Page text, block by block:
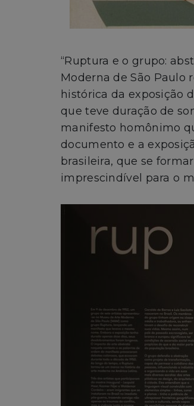
“Ruptura e o grupo:
Moderna de São Paulo
histórica da exposição
que teve duração de
manifesto homônimo
documento e a
brasileira, que se
imprescindível para o